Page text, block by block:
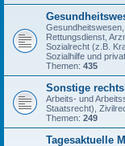
Rettungsdienst,
Sozialrecht (z.B.
Sozialhilfe und
Themen: 435
Sonstige
Arbeits- und
Staatsrecht),
Themen: 249
Tagesaktuelle